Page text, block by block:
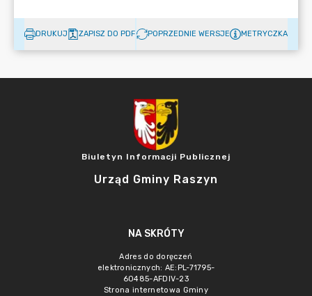
DRUKUJ ZAPISZ DO PDF POPRZEDNIE WERSJE METRYCZKA
Biuletyn Informacji Publicznej
Urząd Gminy Raszyn
NA SKRÓTY
Adres do doręczeń
elektronicznych: AE:PL-71795-
60485-AFDIV-23
Strona internetowa Gminy